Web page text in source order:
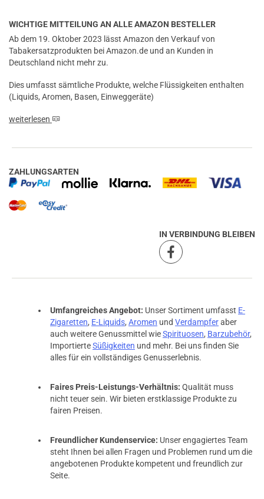
WICHTIGE MITTEILUNG AN ALLE AMAZON BESTELLER
Ab dem 19. Oktober 2023 lässt Amazon den Verkauf von
Tabakersatzprodukten bei Amazon.de und an Kunden in
Deutschland nicht mehr zu.
Dies umfasst sämtliche Produkte, welche Flüssigkeiten enthalten
(Liquids, Aromen, Basen, Einweggeräte)
weiterlesen
ZAHLUNGSARTEN
IN VERBINDUNG BLEIBEN
Umfangreiches Angebot: Unser Sortiment umfasst E-
Zigaretten, E-Liquids, Aromen und Verdampferaber
auch weitere Genussmittel wieSpirituosen, Barzubehör,
ImportierteSüßigkeiten und mehr. Bei uns finden Sie
alles für ein vollständiges Genusserlebnis.
Faires Preis-Leistungs-Verhältnis: Qualität muss
nicht teuer sein. Wir bieten erstklassige Produkte zu
fairen Preisen.
Freundlicher Kundenservice: Unser engagiertes Team
steht Ihnen bei allen Fragen und Problemen rund um die
angebotenen Produkte kompetent und freundlich zur
Seite.